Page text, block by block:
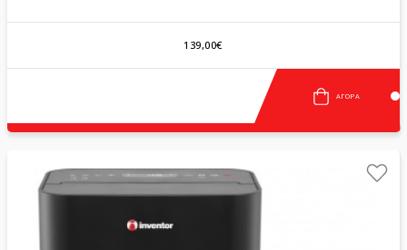
139,00€
ΑΓΟΡΆ